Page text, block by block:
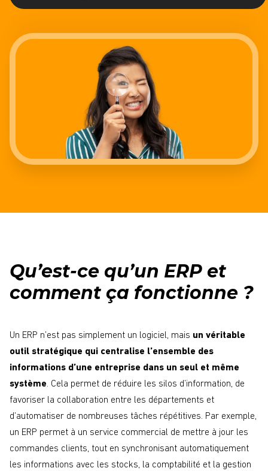
Qu’est-ce qu’un ERP et
comment ça fonctionne ?
Un ERP n’est pas simplement un logiciel, mais un véritable
outil stratégique qui centralise l’ensemble des
informations d’une entreprise dans un seul et même
système. Cela permet de réduire les silos d’information, de
favoriser la collaboration entre les départements et
d’automatiser de nombreuses tâches répétitives. Par exemple,
un ERP permet à un service commercial de mettre à jour les
commandes clients, tout en synchronisant automatiquement
les informations avec les stocks, la comptabilité et la gestion